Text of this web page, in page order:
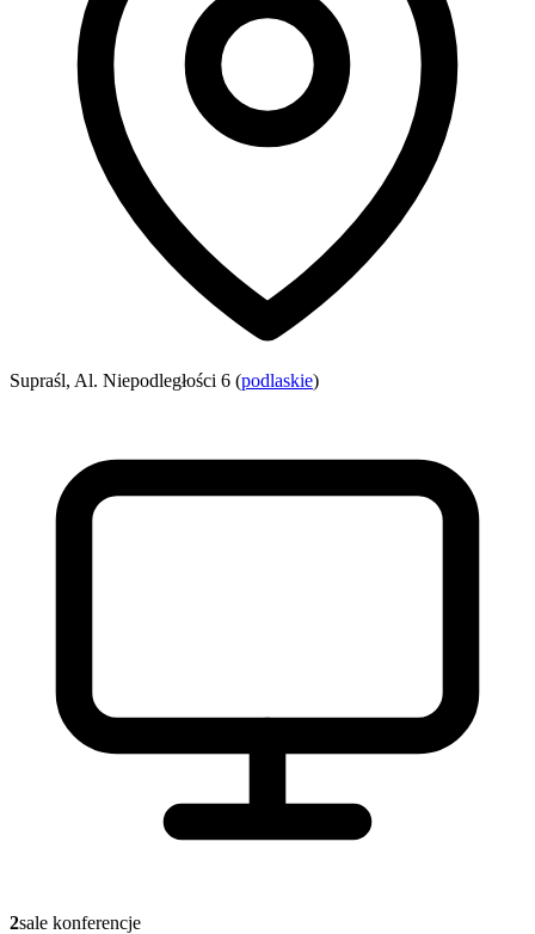
Supraśl, Al. Niepodległości 6 (podlaskie)
2sale konferencje